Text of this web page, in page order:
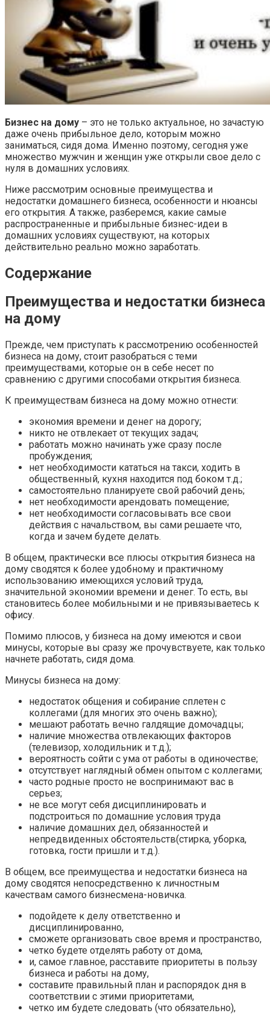
Бизнес на дому – это не только актуальное, но зачастую
даже очень прибыльное дело, которым можно
заниматься, сидя дома. Именно поэтому, сегодня уже
множество мужчин и женщин уже открыли свое дело с
нуля в домашних условиях.
Ниже рассмотрим основные преимущества и
недостатки домашнего бизнеса, особенности и нюансы
его открытия. А также, разберемся, какие самые
распространенные и прибыльные бизнес-идеи в
домашних условиях существуют, на которых
действительно реально можно заработать.
Содержание
Преимущества и недостатки бизнеса
на дому
Прежде, чем приступать к рассмотрению особенностей
бизнеса на дому, стоит разобраться с теми
преимуществами, которые он в себе несет по
сравнению с другими способами открытия бизнеса.
К преимуществам бизнеса на дому можно отнести:
экономия времени и денег на дорогу;
никто не отвлекает от текущих задач;
работать можно начинать уже сразу после
пробуждения;
нет необходимости кататься на такси, ходить в
общественный, кухня находится под боком т.д.;
самостоятельно планируете свой рабочий день;
нет необходимости арендовать помещение;
нет необходимости согласовывать все свои
действия с начальством, вы сами решаете что,
когда и зачем будете делать.
В общем, практически все плюсы открытия бизнеса на
дому сводятся к более удобному и практичному
использованию имеющихся условий труда,
значительной экономии времени и денег. То есть, вы
становитесь более мобильными и не привязываетесь к
офису.
Помимо плюсов, у бизнеса на дому имеются и свои
минусы, которые вы сразу же прочувствуете, как только
начнете работать, сидя дома.
Минусы бизнеса на дому:
недостаток общения и собирание сплетен с
коллегами (для многих это очень важно);
мешают работать вечно галдящие домочадцы;
наличие множества отвлекающих факторов
(телевизор, холодильник и т.д.);
вероятность сойти с ума от работы в одиночестве;
отсутствует наглядный обмен опытом с коллегами;
часто родные просто не воспринимают вас в
серьез;
не все могут себя дисциплинировать и
подстроиться по домашние условия труда
наличие домашних дел, обязанностей и
непредвиденных обстоятельств(стирка, уборка,
готовка, гости пришли и т.д.).
В общем, все преимущества и недостатки бизнеса на
дому сводятся непосредственно к личностным
качествам самого бизнесмена-новичка.
подойдете к делу ответственно и
дисциплинированно,
сможете организовать свое время и пространство,
четко будете отделять работу от дома,
и, самое главное, расставите приоритеты в пользу
бизнеса и работы на дому,
составите правильный план и распорядок дня в
соответствии с этими приоритетами,
четко им будете следовать (что обязательно),